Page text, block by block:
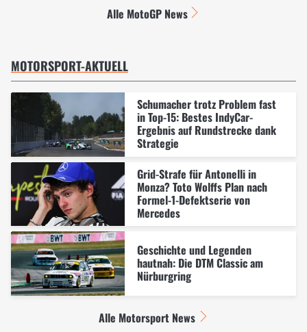
Alle MotoGP News
MOTORSPORT-AKTUELL
Schumacher trotz Problem fast
in Top-15: Bestes IndyCar-
Ergebnis auf Rundstrecke dank
Strategie
Grid-Strafe für Antonelli in
Monza? Toto Wolffs Plan nach
Formel-1-Defektserie von
Mercedes
Geschichte und Legenden
hautnah: Die DTM Classic am
Nürburgring
Alle Motorsport News